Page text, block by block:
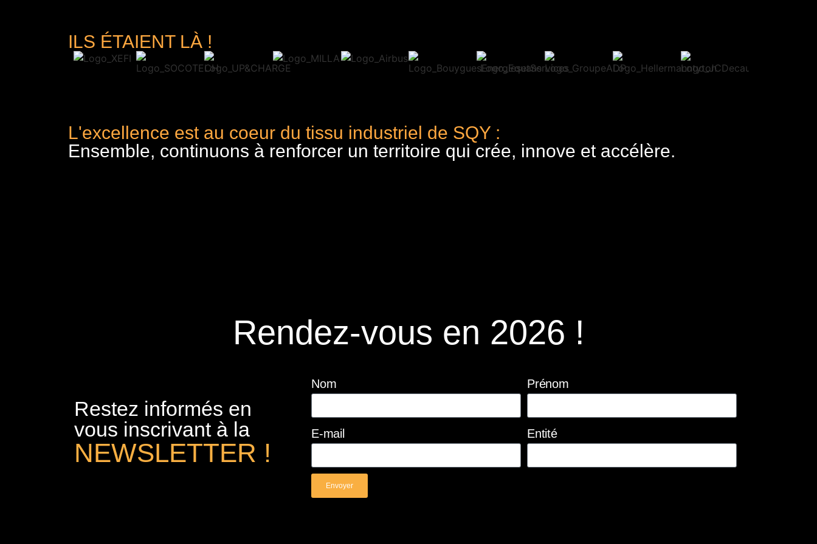
ILS ÉTAIENT LÀ !
L'excellence est au coeur du tissu industriel de SQY :
Ensemble, continuons à renforcer un territoire qui crée, innove et accélère.
Rendez-vous en 2026 !
Restez informés en
vous inscrivant à la
NEWSLETTER !
Nom Prénom
E-mail Entité
Envoyer